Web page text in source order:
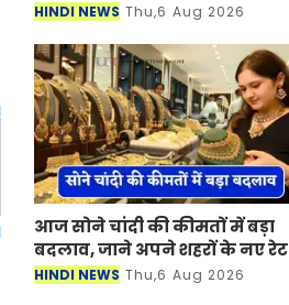
HINDI NEWS Thu,6 Aug 2026
आज सोने चांदी की कीमतों में बड़ा
बदलाव, जाने अपने शहरों के नए रेट
HINDI NEWS Thu,6 Aug 2026